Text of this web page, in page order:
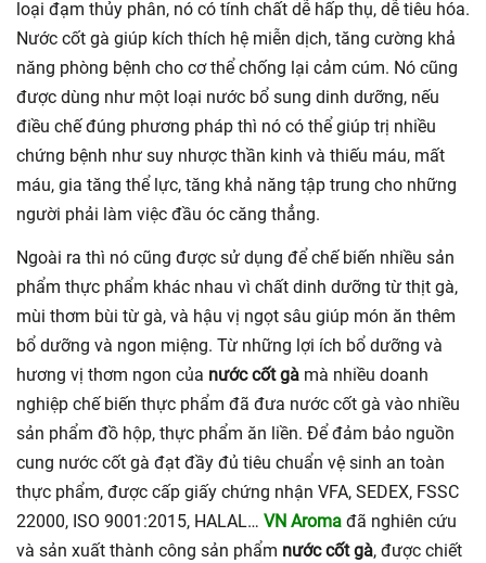
loại đạm thủy phân, nó có tính chất dễ hấp thụ, dễ tiêu hóa.
Nước cốt gà giúp kích thích hệ miễn dịch, tăng cường khả
năng phòng bệnh cho cơ thể chống lại cảm cúm. Nó cũng
được dùng như một loại nước bổ sung dinh dưỡng, nếu
điều chế đúng phương pháp thì nó có thể giúp trị nhiều
chứng bệnh như suy nhược thần kinh và thiếu máu, mất
máu, gia tăng thể lực, tăng khả năng tập trung cho những
người phải làm việc đầu óc căng thẳng.
Ngoài ra thì nó cũng được sử dụng để chế biến nhiều sản
phẩm thực phẩm khác nhau vì chất dinh dưỡng từ thịt gà,
mùi thơm bùi từ gà, và hậu vị ngọt sâu giúp món ăn thêm
bổ dưỡng và ngon miệng. Từ những lợi ích bổ dưỡng và
hương vị thơm ngon của nước cốt gà mà nhiều doanh
nghiệp chế biến thực phẩm đã đưa nước cốt gà vào nhiều
sản phẩm đồ hộp, thực phẩm ăn liền. Để đảm bảo nguồn
cung nước cốt gà đạt đầy đủ tiêu chuẩn vệ sinh an toàn
thực phẩm, được cấp giấy chứng nhận VFA, SEDEX, FSSC
22000, ISO 9001:2015, HALAL… VN Aroma đã nghiên cứu
và sản xuất thành công sản phẩm nước cốt gà, được chiết